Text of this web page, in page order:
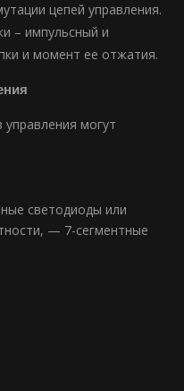
цепей управления.
– импульсный и
и момент ее отжатия.
могут
светодиоды или
— 7-сегментные